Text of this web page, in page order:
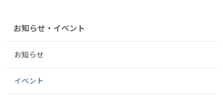
ゲ
シ
ン
お知らせ・イベント
お知らせ
イベント